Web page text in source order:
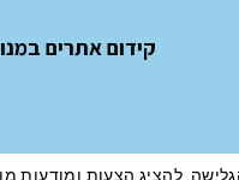
קידום אתרים